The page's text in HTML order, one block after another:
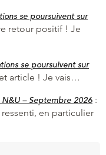
se poursuivent sur
retour positif ! Je
se poursuivent sur
article ! Je vais…
– Septembre 2026 :
en particulier